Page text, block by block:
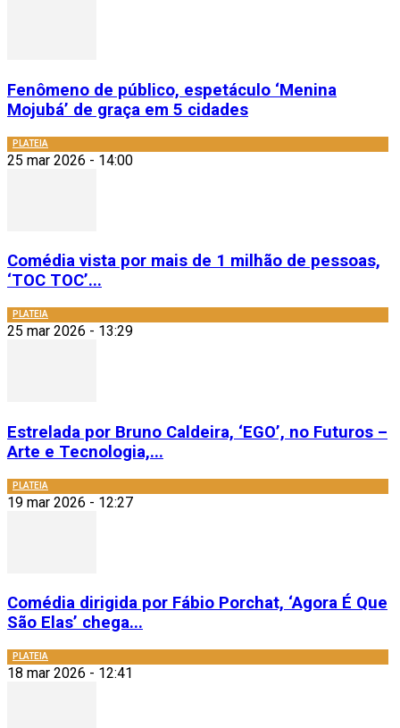
Fenômeno de público, espetáculo ‘Menina
Mojubá’ de graça em 5 cidades
PLATEIA
25 mar 2026 - 14:00
Comédia vista por mais de 1 milhão de pessoas,
‘TOC TOC’...
PLATEIA
25 mar 2026 - 13:29
Estrelada por Bruno Caldeira, ‘EGO’, no Futuros –
Arte e Tecnologia,...
PLATEIA
19 mar 2026 - 12:27
Comédia dirigida por Fábio Porchat, ‘Agora É Que
São Elas’ chega...
PLATEIA
18 mar 2026 - 12:41